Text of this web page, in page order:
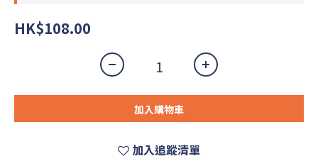
HK$108.00
加入購物車
加入追蹤清單